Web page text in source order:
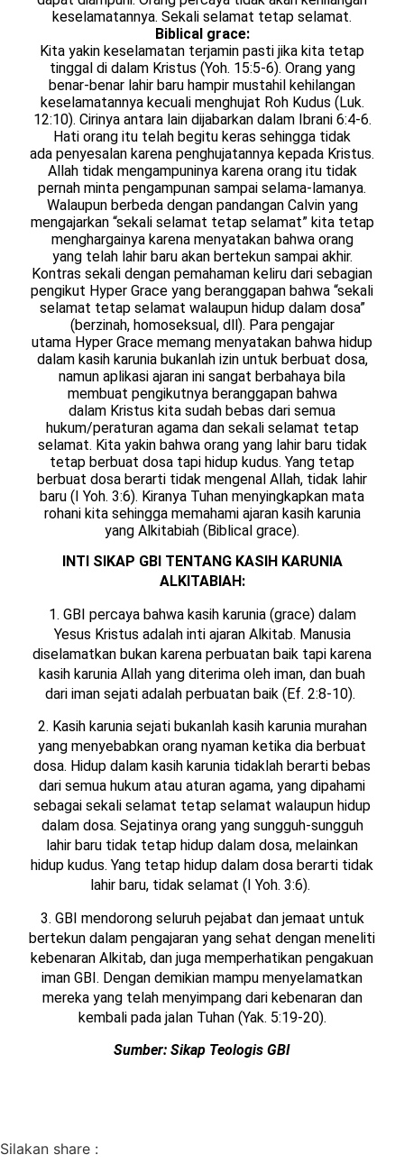
keselamatannya. Sekali selamat tetap selamat.
Biblical grace:
Kita yakin keselamatan terjamin pasti jika kita tetap
tinggal di dalam Kristus (Yoh. 15:5-6). Orang yang
benar-benar lahir baru hampir mustahil kehilangan
keselamatannya kecuali menghujat Roh Kudus (Luk.
12:10). Cirinya antara lain dijabarkan dalam Ibrani 6:4-6.
Hati orang itu telah begitu keras sehingga tidak
ada penyesalan karena penghujatannya kepada Kristus.
Allah tidak mengampuninya karena orang itu tidak
pernah minta pengampunan sampai selama-lamanya.
Walaupun berbeda dengan pandangan Calvin yang
mengajarkan “sekali selamat tetap selamat” kita tetap
menghargainya karena menyatakan bahwa orang
yang telah lahir baru akan bertekun sampai akhir.
Kontras sekali dengan pemahaman keliru dari sebagian
pengikut Hyper Grace yang beranggapan bahwa “sekali
selamat tetap selamat walaupun hidup dalam dosa”
(berzinah, homoseksual, dll). Para pengajar
utama Hyper Grace memang menyatakan bahwa hidup
dalam kasih karunia bukanlah izin untuk berbuat dosa,
namun aplikasi ajaran ini sangat berbahaya bila
membuat pengikutnya beranggapan bahwa
dalam Kristus kita sudah bebas dari semua
hukum/peraturan agama dan sekali selamat tetap
selamat. Kita yakin bahwa orang yang lahir baru tidak
tetap berbuat dosa tapi hidup kudus. Yang tetap
berbuat dosa berarti tidak mengenal Allah, tidak lahir
baru (I Yoh. 3:6). Kiranya Tuhan menyingkapkan mata
rohani kita sehingga memahami ajaran kasih karunia
yang Alkitabiah (Biblical grace).
INTI SIKAP GBI TENTANG KASIH KARUNIA
ALKITABIAH:
1. GBI percaya bahwa kasih karunia (grace) dalam
Yesus Kristus adalah inti ajaran Alkitab. Manusia
diselamatkan bukan karena perbuatan baik tapi karena
kasih karunia Allah yang diterima oleh iman, dan buah
dari iman sejati adalah perbuatan baik (Ef. 2:8-10).
2. Kasih karunia sejati bukanlah kasih karunia murahan
yang menyebabkan orang nyaman ketika dia berbuat
dosa. Hidup dalam kasih karunia tidaklah berarti bebas
dari semua hukum atau aturan agama, yang dipahami
sebagai sekali selamat tetap selamat walaupun hidup
dalam dosa. Sejatinya orang yang sungguh-sungguh
lahir baru tidak tetap hidup dalam dosa, melainkan
hidup kudus. Yang tetap hidup dalam dosa berarti tidak
lahir baru, tidak selamat (I Yoh. 3:6).
3. GBI mendorong seluruh pejabat dan jemaat untuk
bertekun dalam pengajaran yang sehat dengan meneliti
kebenaran Alkitab, dan juga memperhatikan pengakuan
iman GBI. Dengan demikian mampu menyelamatkan
mereka yang telah menyimpang dari kebenaran dan
kembali pada jalan Tuhan (Yak. 5:19-20).
Sumber: Sikap Teologis GBI
Silakan share :